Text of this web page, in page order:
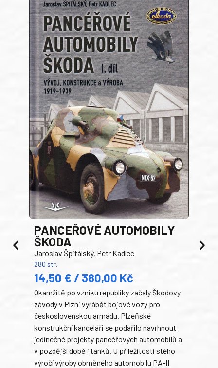
PANCEŘOVÉ AUTOMOBILY
ŠKODA
Jaroslav Špitálský, Petr Kadlec
280 str.
14,50 € / 380,00 Kč
Okamžitě po vzniku republiky začaly Škodovy
závody v Plzni vyrábět bojové vozy pro
československou armádu. Plzeňské
konstrukční kanceláři se podařilo navrhnout
jedinečné projekty pancéřových automobilů a
v pozdější době i tanků. U příležitosti stého
výročí výroby obrněného automobilu PA-II